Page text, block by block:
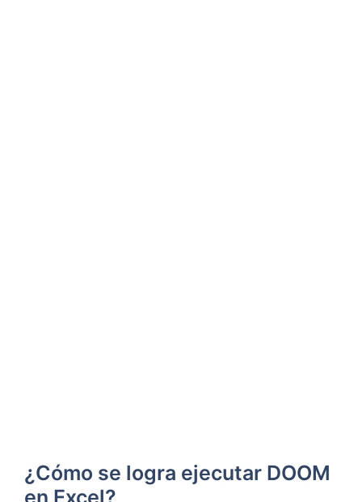
¿Cómo se logra ejecutar DOOM